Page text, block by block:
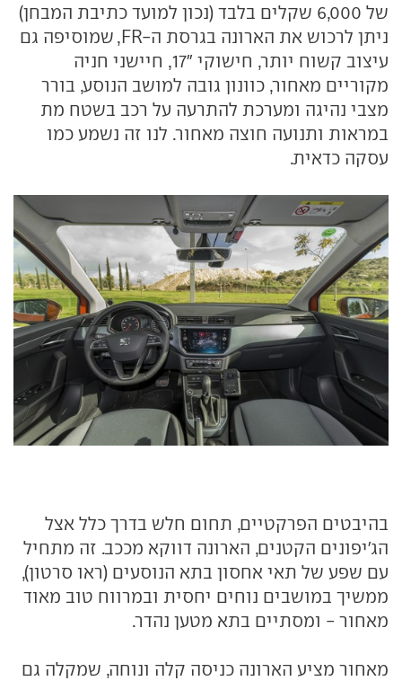
של 6,000 שקלים בלבד (נכון למועד כתיבת המבחן)
ניתן לרכוש את הארונה בגרסת ה-FR, שמוסיפה גם
עיצוב קשוח יותר, חישוקי "17, חיישני חניה
מקוריים מאחור, כוונון גובה למושב הנוסע, בורר
מצבי נהיגה ומערכת להתרעה על רכב בשטח מת
במראות ותנועה חוצה מאחור. לנו זה נשמע כמו
עסקה כדאית.
בהיבטים הפרקטיים, תחום חלש בדרך כלל אצל
הג'יפונים הקטנים, הארונה דווקא מככב. זה מתחיל
עם שפע של תאי אחסון בתא הנוסעים (ראו סרטון),
ממשיך במושבים נוחים יחסית ובמרווח טוב מאוד
מאחור - ומסתיים בתא מטען נהדר.
מאחור מציע הארונה כניסה קלה ונוחה, שמקלה גם